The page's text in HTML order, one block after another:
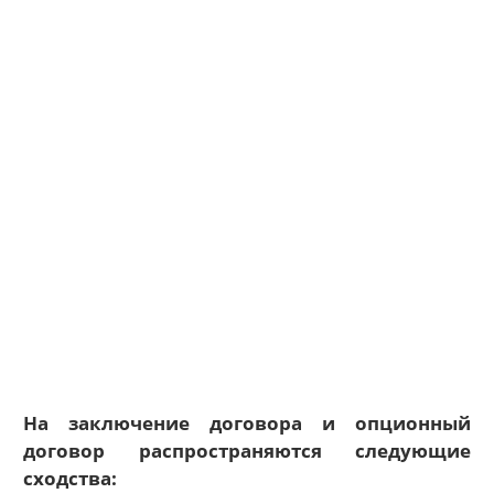
На заключение договора и опционный
договор распространяются следующие
сходства: